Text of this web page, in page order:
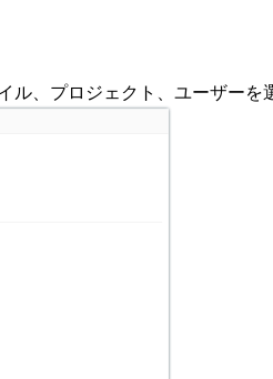
、プロジェクト、ユーザーを